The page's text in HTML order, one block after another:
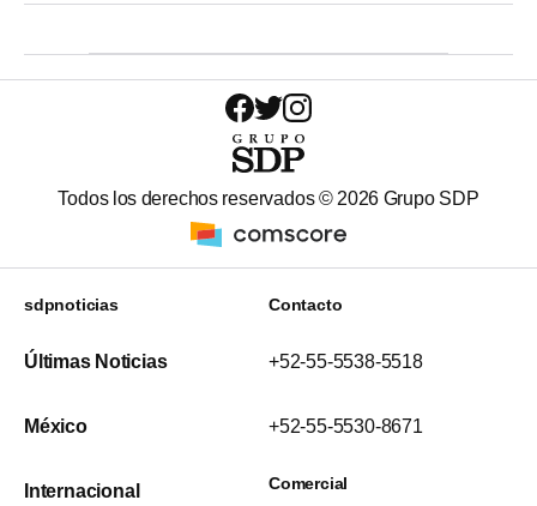
Todos los derechos reservados © 2026 Grupo SDP
sdpnoticias
Últimas Noticias
México
Internacional
Contacto
+52-55-5538-5518
+52-55-5530-8671
Comercial